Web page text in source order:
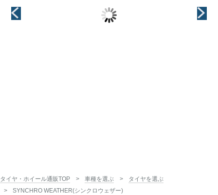
16インチ
タイヤ・ホイール通販TOP 車種を選ぶ
タイヤを選ぶ
SYNCHRO WEATHER(シンクロウェザー)